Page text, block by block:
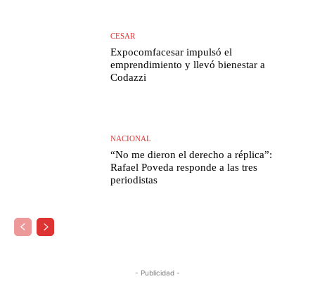
CESAR
Expocomfacesar impulsó el
emprendimiento y llevó bienestar a
Codazzi
NACIONAL
“No me dieron el derecho a réplica”:
Rafael Poveda responde a las tres
periodistas
- Publicidad -